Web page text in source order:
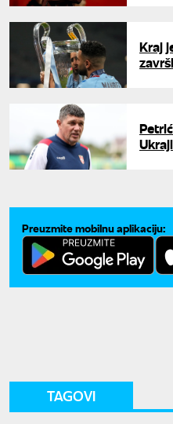
Kraj
Preuzmite mobilnu aplikaciju:
TAGOVI